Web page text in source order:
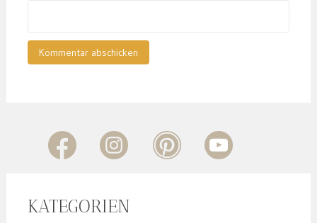
KATEGORIEN